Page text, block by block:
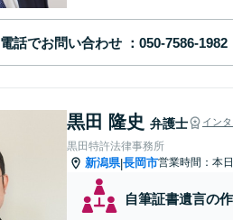
電話でお問い合わせ
黒田 隆史 弁護士 イン
黒田特許法律事務所
新潟県|長岡市営業時間：本
自筆証書遺言の